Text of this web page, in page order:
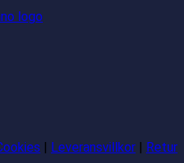
| Leveransvillkor | Retur